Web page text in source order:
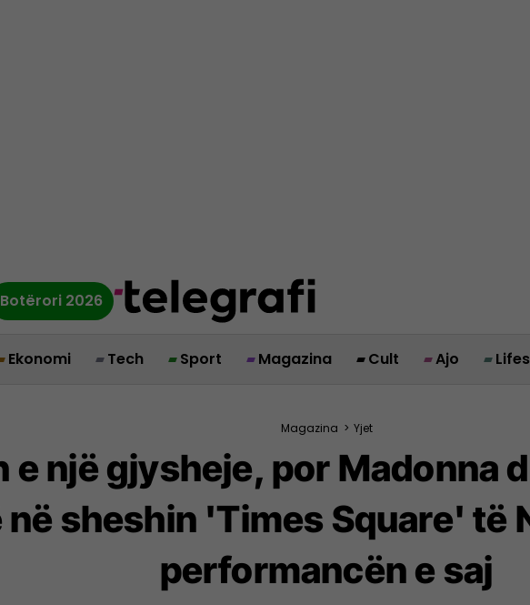
Botërori 2026
Ekonomi Tech Sport Magazina Cult Ajo
Magazina > Yjet
e një gjysheje, por Madonna
sheshin 'Times Square' të
performancën e saj